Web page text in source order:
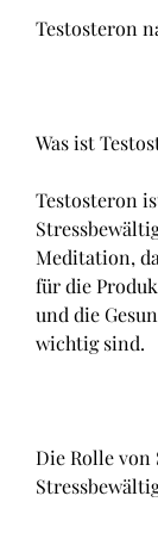
Testosteron
Was ist
Testosteron
Meditation,
für die
und die
wichtig sind.
Die Rolle von